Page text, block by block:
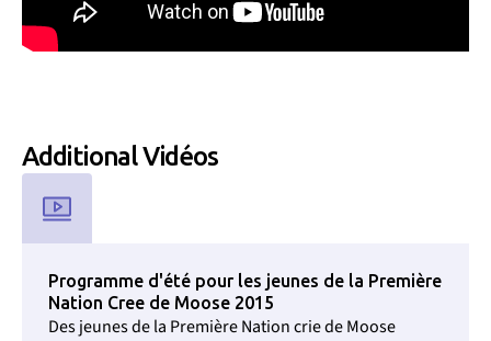
AdditionalVidéos
Utilisé pour CMS Findweet Filter pour sélectionner le type
Programme d'été pour les jeunes de la Première
Nation Cree de Moose 2015
Des jeunes de la Première Nation crie de Moose